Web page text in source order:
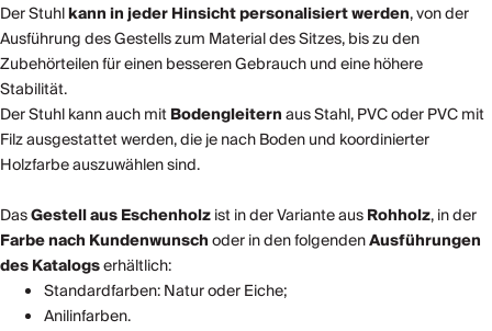
Der Stuhlkann in jeder Hinsicht personalisiert werden, von der
Ausführung des Gestells zum Material des Sitzes, bis zu den
Zubehörteilen für einen besseren Gebrauch und eine höhere
Stabilität.
Der Stuhl kann auch mitBodengleiternaus Stahl, PVC oder PVC mit
Filz ausgestattet werden, die je nach Boden und koordinierter
Holzfarbe auszuwählen sind.
DasGestell aus Eschenholzist in der Variante ausRohholz, in der
Farbe nach Kundenwunschoder in den folgendenAusführungen
des Katalogserhältlich:
Standardfarben: Natur oder Eiche;
Anilinfarben.